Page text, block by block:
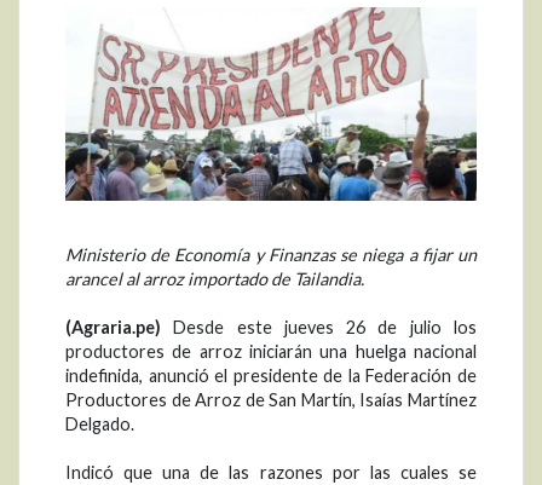
Ministerio de Economía y Finanzas se niega a fijar un
arancel al arroz importado de Tailandia.
(Agraria.pe) Desde este jueves 26 de julio los
productores de arroz iniciarán una huelga nacional
indefinida, anunció el presidente de la Federación de
Productores de Arroz de San Martín, Isaías Martínez
Delgado.
Indicó que una de las razones por las cuales se